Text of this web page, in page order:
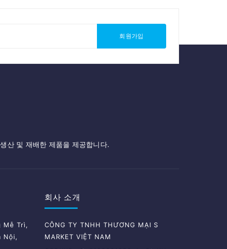
회원가입
산 및 재배한 제품을 제공합니다.
Mễ Trì,
Nội,
회사 소개
CÔNG TY TNHH THƯƠNG MẠI S
MARKET VIỆT NAM